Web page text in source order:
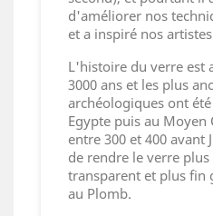
d'améliorer nos
et a inspiré nos
L'histoire du verre est
3000 ans et les plus
archéologiques ont
Egypte puis au Moyen
entre 300 et 400 avant
de rendre le verre
transparent et plus fin
au Plomb.